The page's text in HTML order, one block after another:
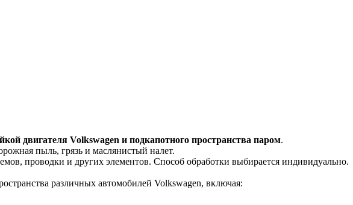
двигателя Volkswagen и подкапотного пространства паром.
пыль, грязь и маслянистый налет.
проводки и других элементов. Способ обработки выбирается индивидуально.
различных автомобилей Volkswagen, включая: